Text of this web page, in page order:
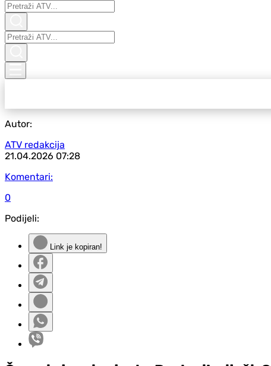
Autor:
ATV redakcija
21.04.2026 07:28
Komentari:
0
Podijeli:
Link je kopiran!